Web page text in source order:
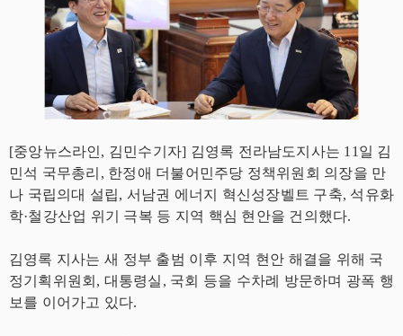
[중앙뉴스라인, 김민수기자] 김영록 전라남도지사는 11일 김
민석 국무총리, 한정애 더불어민주당 정책위원회 의장을 만
나 국립의대 설립, 서남권 에너지 혁신성장벨트 구축, 석유화
학·철강산업 위기 극복 등 지역 핵심 현안을 건의했다.
김영록 지사는 새 정부 출범 이후 지역 현안 해결을 위해 국
정기획위원회, 대통령실, 국회 등을 수차례 방문하며 광폭 행
보를 이어가고 있다.